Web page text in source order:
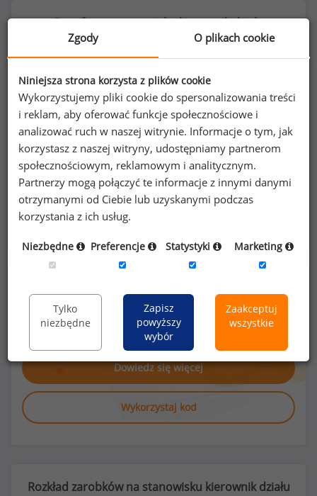
Benefity na stanowisku kierownik działu
63%
prywatna opieka medyczna dla pracownika
wynagrodzeniach
kierowników działów
księgowości
lub na innych stanowiskach?
Dowiedz się więcej
Wykorzystaj kod
Rozkład zarobków na stanowisku kierownik działu
Zgody O plikach cookie
Niniejsza strona korzysta z plików cookie
Wykorzystujemy pliki cookie do spersonalizowania treści
i reklam, aby oferować funkcje społecznościowe i
analizować ruch w naszej witrynie. Informacje o tym, jak
korzystasz z naszej witryny, udostępniamy partnerom
społecznościowym, reklamowym i analitycznym.
Partnerzy mogą połączyć te informacje z innymi danymi
otrzymanymi od Ciebie lub uzyskanymi podczas
korzystania z ich usług.
Niezbędne Preferencje Statystyki Marketing
Tylko
niezbędne
Zapisz
powyższy
wybór
Zaakceptuj
wszystkie